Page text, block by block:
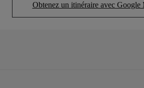
Obtenez un itinéraire avec Google
(Opens in